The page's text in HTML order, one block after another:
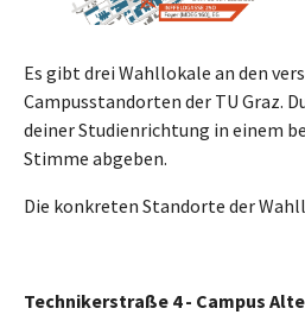
Es gibt drei Wahllokale an den
Campusstandorten der TU Graz.
deiner Studienrichtung in einem
Stimme abgeben.
Die konkreten Standorte der
Technikerstraße 4 - Campus